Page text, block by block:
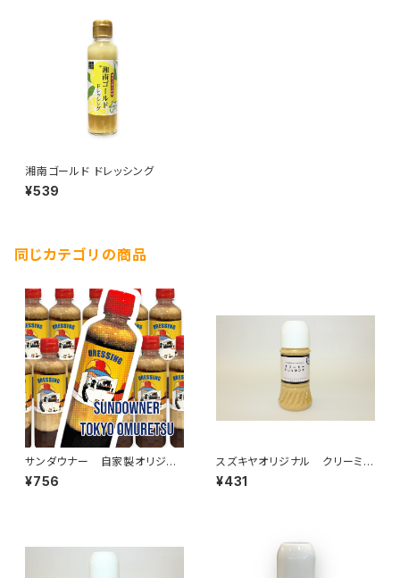
湘南ゴールド ドレッシング
¥539
同じカテゴリの商品
サンダウナー 自家製オリジナ
ルドレッシング
¥756
スズキヤオリジナル クリーミー
ドレッシング
¥431